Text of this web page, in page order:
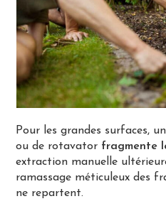
Pour les grandes surfaces,
ou de rotavator fragmente
extraction manuelle
ramassage méticuleux des
ne repartent.